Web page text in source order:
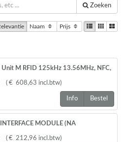
Zoeken
Naam Prijs
M RFID 125kHz 13.56MHz, NFC,
( € 608,63 incl.btw)
Info Bestel
MODULE (NA
( € 212,96 incl.btw)